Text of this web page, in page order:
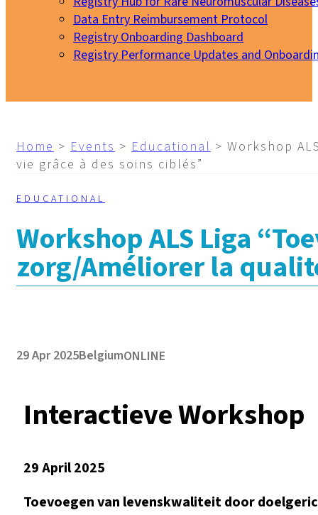
Data Entry Reimbursement Protocol
Registry Onboarding Dashboard
Registry Performance Updates and
Home > Events > Educational > Workshop
vie grâce à des soins ciblés”
EDUCATIONAL
Workshop ALS Liga
zorg/Améliorer la
29 Apr 2025BelgiumONLINE
Interactieve Workshop
29 April 2025
Toevoegen van levenskwaliteit door